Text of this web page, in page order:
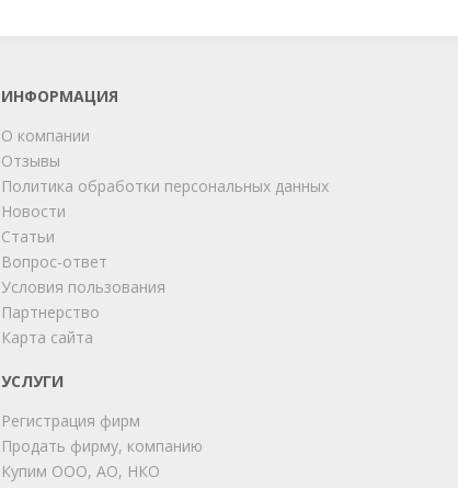
ИНФОРМАЦИЯ
О компании
Отзывы
Политика обработки персональных данных
Новости
Статьи
Вопрос-ответ
Условия пользования
Партнерство
Карта сайта
УСЛУГИ
Регистрация фирм
Продать фирму, компанию
Купим ООО, АО, НКО